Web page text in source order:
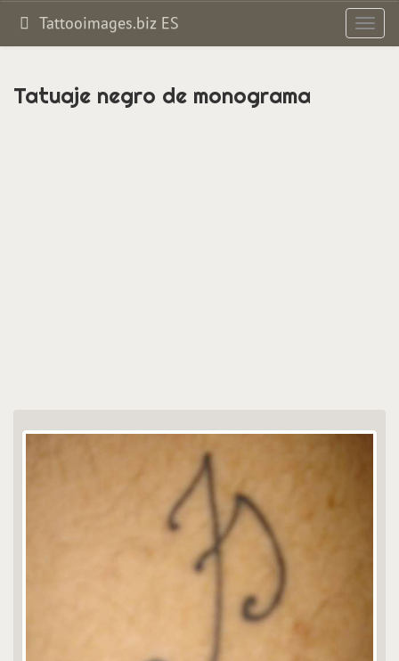
Tattooimages.biz ES
Tatuaje negro de monograma